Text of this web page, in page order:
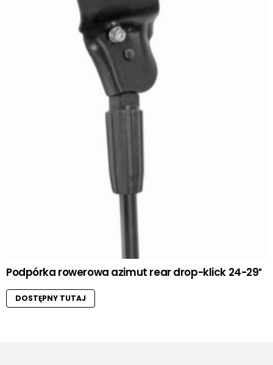
Podpórka rowerowa azimut rear drop-klick 24-29″
DOSTĘPNY TUTAJ